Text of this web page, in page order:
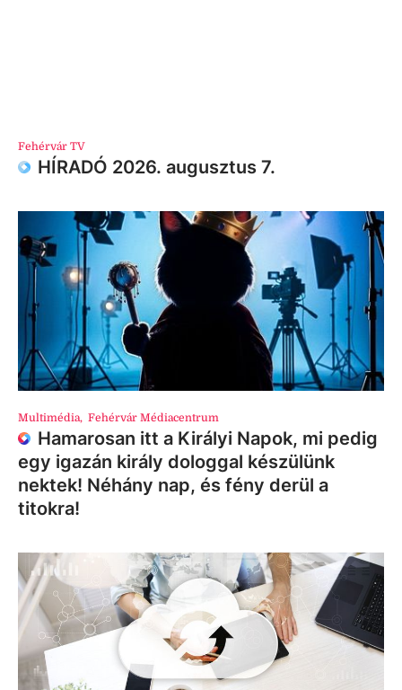
Fehérvár TV
HÍRADÓ 2026. augusztus 7.
Multimédia, Fehérvár Médiacentrum
Hamarosan itt a Királyi Napok, mi pedig
egy igazán király dologgal készülünk
nektek! Néhány nap, és fény derül a
titokra!